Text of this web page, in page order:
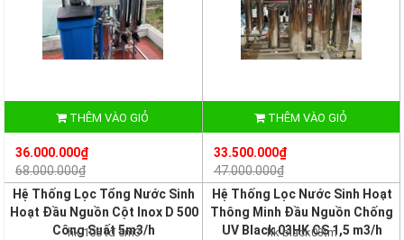
THÊM VÀO GIỎ
36.000.000₫
68.000.000₫
THÊM VÀO GIỎ
33.500.000₫
47.000.000₫
Hệ Thống Lọc Tổng Nước Sinh
Hoạt Đầu Nguồn Cột Inox D 500
Công Suất 5m3/h
hk 106 tđ 5m3
Hệ Thống Lọc Nước Sinh Hoạt
Thông Minh Đầu Nguồn Chống
UV Black 03HK CS 1,5 m3/h
hk black03tm